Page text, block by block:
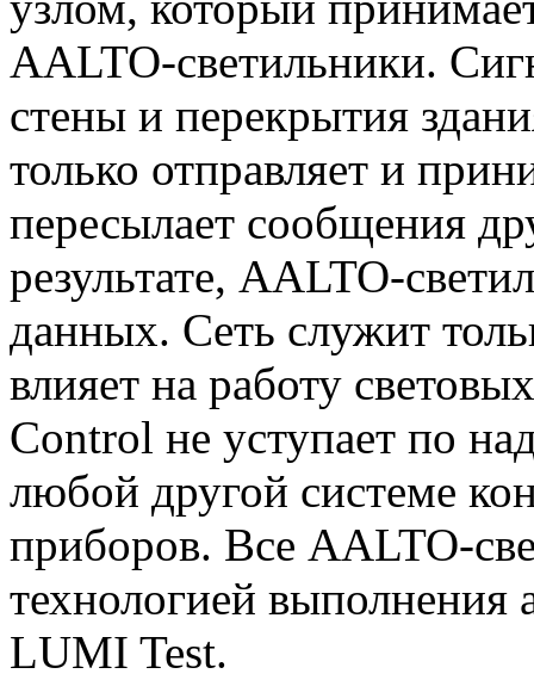
AALTO-светильники.
стены и перекрытия
только отправляет и
пересылает сообщения
результате, AALTO-
данных. Сеть служит
влияет на работу
Control не уступает по
любой другой системе
приборов. Все AALTO-
технологией выполнения
LUMI Test.